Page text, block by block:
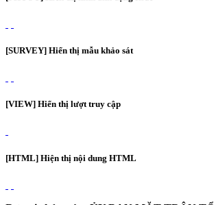
[SURVEY] Hiển thị mẫu khảo sát
[VIEW] Hiển thị lượt truy cập
[HTML] Hiện thị nội dung HTML